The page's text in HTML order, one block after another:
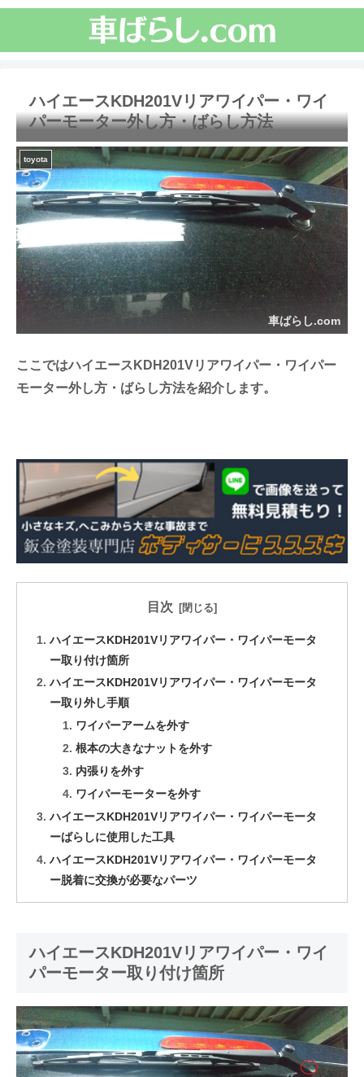
ハイエースKDH201Vリアワイパー・ワイ
パーモーター外し方・ばらし方法
toyota
車ばらし.com
ここではハイエースKDH201Vリアワイパー・ワイパー
モーター外し方・ばらし方法を紹介します。
目次
ハイエースKDH201Vリアワイパー・ワイパーモータ
ー取り付け箇所
ハイエースKDH201Vリアワイパー・ワイパーモータ
ー取り外し手順
ワイパーアームを外す
根本の大きなナットを外す
内張りを外す
ワイパーモーターを外す
ハイエースKDH201Vリアワイパー・ワイパーモータ
ーばらしに使用した工具
ハイエースKDH201Vリアワイパー・ワイパーモータ
ー脱着に交換が必要なパーツ
ハイエースKDH201Vリアワイパー・ワイ
パーモーター取り付け箇所